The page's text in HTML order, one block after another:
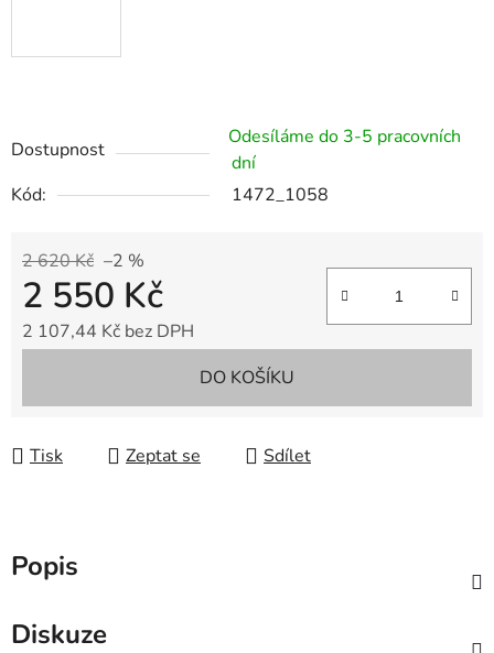
Dostupnost
Odesíláme do 3-5 pracovních
dní
Kód:
1472_1058
2 620 Kč –2 %
2 550 Kč
2 107,44 Kč bez DPH
DO KOŠÍKU
Tisk Zeptat se Sdílet
Popis
Diskuze